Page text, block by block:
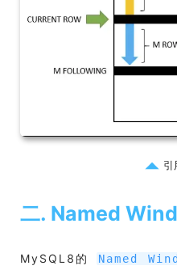
引
二. Named
MySQL8的 Named